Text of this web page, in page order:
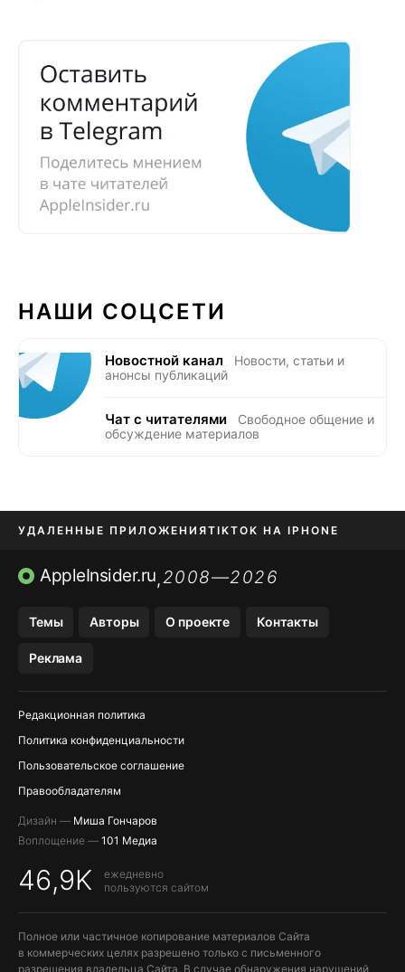
НАШИ СОЦСЕТИ
Новостной канал
Новости, статьи и
анонсы публикаций
Чат с читателями
Свободное общение и
обсуждение материалов
УДАЛЕННЫЕ ПРИЛОЖЕНИЯTIKTOK НА IPHONE
ПРИЛОЖЕНИЯ БЕЗ APP STORE
AppleInsider.ru,2008—2026
Темы Авторы О проекте Контакты
Реклама
Редакционная политика
Политика конфиденциальности
Пользовательское соглашение
Правообладателям
Дизайн — Миша Гончаров
Воплощение — 101 Медиа
46,9K
ежедневно
пользуются сайтом
Полное или частичное копирование материалов Сайта
в коммерческих целях разрешено только с письменного
разрешения владельца Сайта. В случае обнаружения нарушений,